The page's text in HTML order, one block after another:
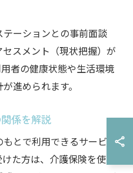
ーションとの事前面談
スメント（現状把握）が
者の健康状態や生活環境
進められます。
係を解説
とで利用できるサービス
た方は、介護保険を使っ